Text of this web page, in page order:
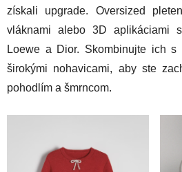
získali upgrade. Oversized
vláknami alebo 3D aplikáciami
Loewe a Dior. Skombinujte ich
širokými nohavicami, aby ste
pohodlím a šmrncom.